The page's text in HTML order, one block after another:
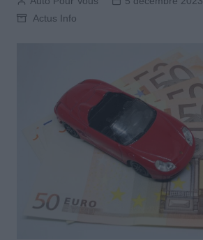
Actus Info